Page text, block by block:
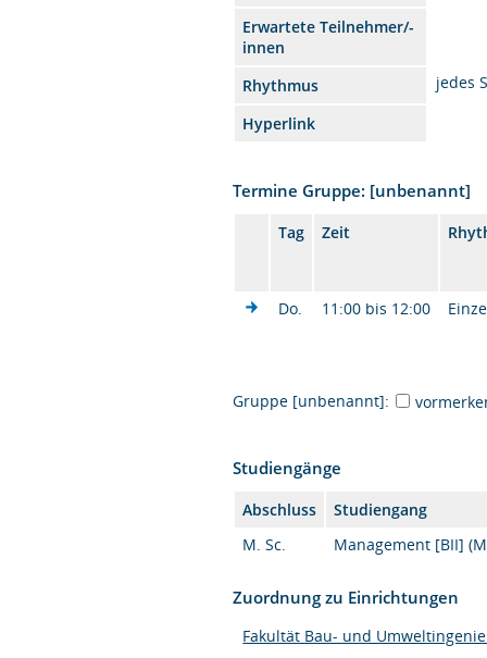
Erwartete Teilnehmer/-
innen
Rhythmus
jedes
Hyperlink
Termine Gruppe: [unbenannt]
Tag Zeit
Do. 11:00 bis 12:00
Gruppe [unbenannt]:
Studiengänge
Abschluss
Studiengang
M. Sc.
Management [BII]
Zuordnung zu Einrichtungen
Fakultät Bau- und